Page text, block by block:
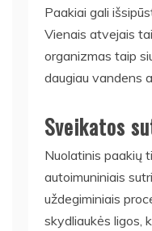
Paakiai gali
Vienais atvejais
organizmas taip
daugiau vandens
Sveikatos
Nuolatinis paakių
autoimuniniais
uždegiminiais
skydliaukės ligos,